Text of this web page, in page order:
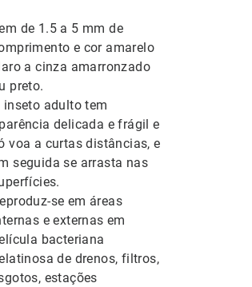
de 1.5 a 5 mm de
e cor amarelo
a cinza amarronzado
preto.
inseto adulto tem
delicada e frágil e
voa a curtas distâncias, e
seguida se arrasta nas
se em áreas
e externas em
bacteriana
de drenos, filtros,
estações